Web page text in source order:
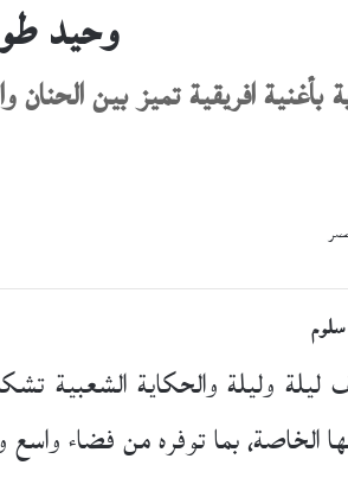
وحيد
بأغنية افريقية تميز بين
ليلة وليلة والحكاية الشعبية
الخاصة، بما توفره من فضاء واسع